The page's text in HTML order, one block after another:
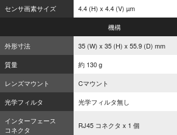
センサ画素サイズ
4.4 (H) x 4.4 (V) µm
機構
外形寸法
35 (W) x 35 (H) x 55.9 (D) mm
質量
約 130 g
レンズマウント
Cマウント
光学フィルタ
光学フィルタ無し
インターフェース
コネクタ
RJ45 コネクタ x 1 個